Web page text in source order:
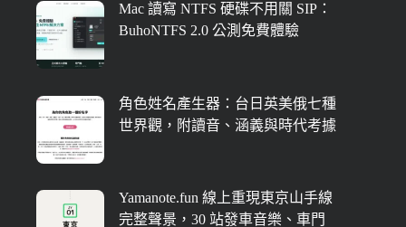
Mac 讀寫 NTFS 硬碟不用關 SIP：
BuhoNTFS 2.0 公測免費體驗
角色姓名產生器：台日英美俄七種
世界觀，附讀音、涵義與時代考據
Yamanote.fun 線上重現東京山手線
完整聲景，30 站發車音樂、車門